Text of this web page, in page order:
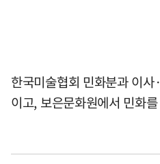
한국미술협회 민화분과 이
이고, 보은문화원에서 민화